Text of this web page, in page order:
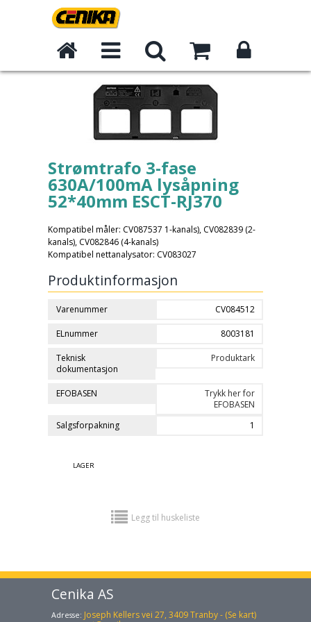
Strømtrafo 3-fase
630A/100mA lysåpning
52*40mm ESCT-RJ370
Kompatibel måler: CV087537 1-kanals), CV082839 (2-
kanals), CV082846 (4-kanals)
Kompatibel nettanalysator: CV083027
Produktinformasjon
Varenummer CV084512
ELnummer 8003181
Teknisk
dokumentasjon
Produktark
EFOBASEN
Trykk her for
EFOBASEN
Salgsforpakning
1
LAGER
Legg til huskeliste
Cenika AS
Adresse: Joseph Kellers vei 27, 3409 Tranby - (Se kart)